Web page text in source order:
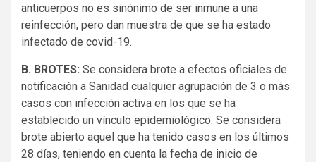
anticuerpos no es sinónimo de ser inmune a una
reinfección, pero dan muestra de que se ha estado
infectado de covid-19.
B. BROTES: Se considera brote a efectos oficiales de
notificación a Sanidad cualquier agrupación de 3 o más
casos con infección activa en los que se ha
establecido un vínculo epidemiológico. Se considera
brote abierto aquel que ha tenido casos en los últimos
28 días, teniendo en cuenta la fecha de inicio de